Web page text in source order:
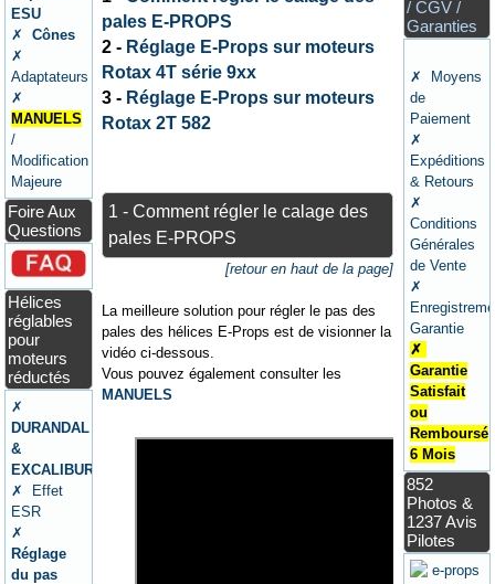
ESU
✗
Cônes
✗
Adaptateurs
✗
MANUELS
/
Modification
Majeure
Foire Aux
Questions
Hélices
réglables
pour
moteurs
réductés
✗
DURANDAL
&
EXCALIBUR
✗ Effet
ESR
✗
Réglage
du pas
pales E-PROPS
2 - Réglage E-Props sur moteurs
Rotax 4T série 9xx
3 - Réglage E-Props sur moteurs
Rotax 2T 582
1 - Comment régler le calage des
pales E-PROPS
[retour en haut de la page]
La meilleure solution pour régler le pas des
pales des hélices E-Props est de visionner la
vidéo ci-dessous.
Vous pouvez également consulter les
MANUELS
/ CGV /
Garanties
✗ Moyens
de
Paiement
✗
Expéditions
& Retours
✗
Conditions
Générales
de Vente
✗
Garantie
✗
Garantie
Satisfait
ou
Remboursé
6 Mois
852
Photos &
1237 Avis
Pilotes